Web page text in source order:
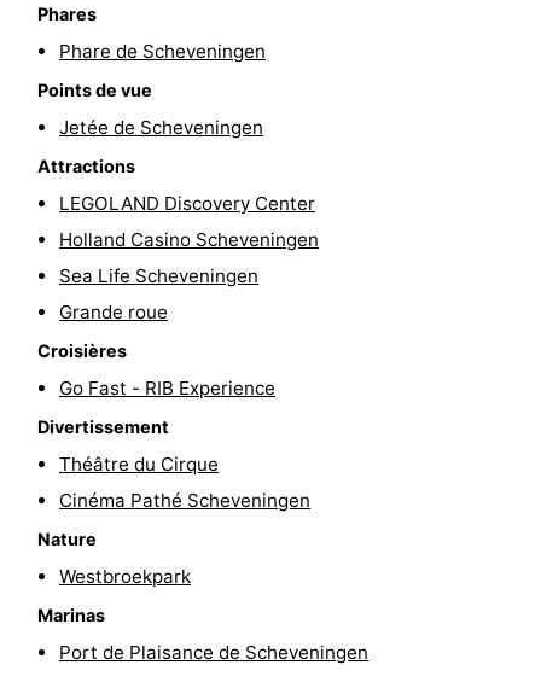
jeux
intérieures
villes
Visites
guidées
Sports
Faire
vélo
Randonnée
Terrains
golf
Surfen
Peche
Événements
Forum
Route
Phares
Phare de Scheveningen
Points de vue
Jetée de Scheveningen
Attractions
LEGOLAND Discovery Center
Holland Casino Scheveningen
Sea Life Scheveningen
Grande roue
Croisières
Go Fast - RIB Experience
Divertissement
Théâtre du Cirque
Cinéma Pathé Scheveningen
Nature
Westbroekpark
Marinas
Port de Plaisance de Scheveningen